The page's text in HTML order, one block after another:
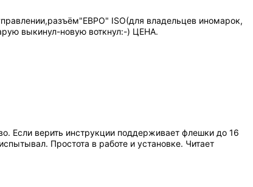
ISO(для владельцев иномарок,
выкинул-новую воткнул:-) ЦЕНА.
Если верить инструкции поддерживает флешки до 16
Простота в работе и установке. Читает